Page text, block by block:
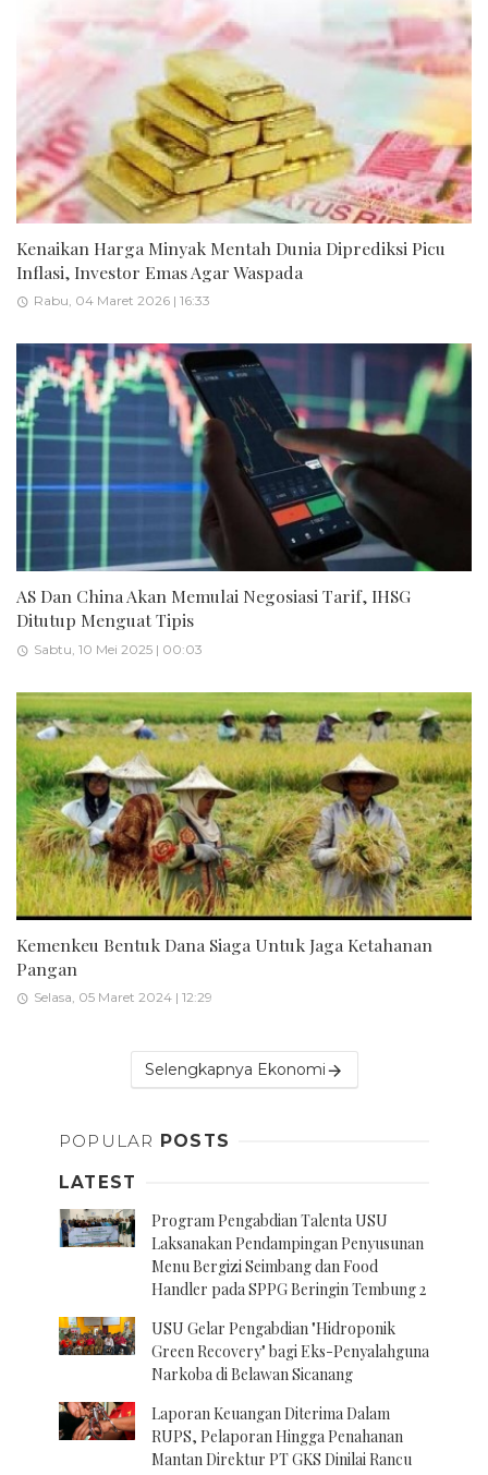
Kenaikan Harga Minyak Mentah Dunia Diprediksi Picu
Inflasi, Investor Emas Agar Waspada
Rabu, 04 Maret 2026 | 16:33
AS Dan China Akan Memulai Negosiasi Tarif, IHSG
Ditutup Menguat Tipis
Sabtu, 10 Mei 2025 | 00:03
Kemenkeu Bentuk Dana Siaga Untuk Jaga Ketahanan
Pangan
Selasa, 05 Maret 2024 | 12:29
Selengkapnya Ekonomi
POPULAR POSTS
LATEST
Program Pengabdian Talenta USU
Laksanakan Pendampingan Penyusunan
Menu Bergizi Seimbang dan Food
Handler pada SPPG Beringin Tembung 2
USU Gelar Pengabdian "Hidroponik
Green Recovery" bagi Eks-Penyalahguna
Narkoba di Belawan Sicanang
Laporan Keuangan Diterima Dalam
RUPS, Pelaporan Hingga Penahanan
Mantan Direktur PT GKS Dinilai Rancu